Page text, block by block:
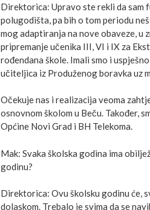
Direktorica: Upravo ste rekli da
polugodišta, pa bih o tom periodu
mog adaptiranja na nove obaveze, u
pripremanje učenika III, VI i IX za
rođendana škole. Imali smo i
učiteljica iz Produženog boravka uz
Očekuje nas i realizacija veoma
osnovnom školom u Beču. Također,
Općine Novi Grad i BH Telekoma.
Mak: Svaka školska godina ima
godinu?
Direktorica: Ovu školsku godinu će,
dolaskom. Trebalo je svima da se